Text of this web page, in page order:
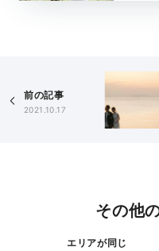
前の記事
2021.10.17
その他
エリアが同じ